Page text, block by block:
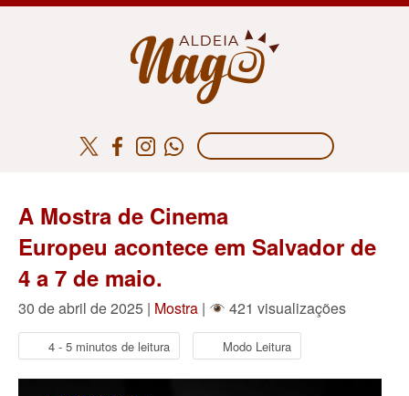
A Mostra de Cinema
Europeu acontece em Salvador de
4 a 7 de maio.
30 de abril de 2025 | Mostra | 421 visualizações
4 - 5 minutos de leitura Modo Leitura